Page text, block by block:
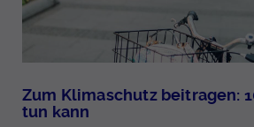
Zum Klimaschutz beitragen:
tun kann